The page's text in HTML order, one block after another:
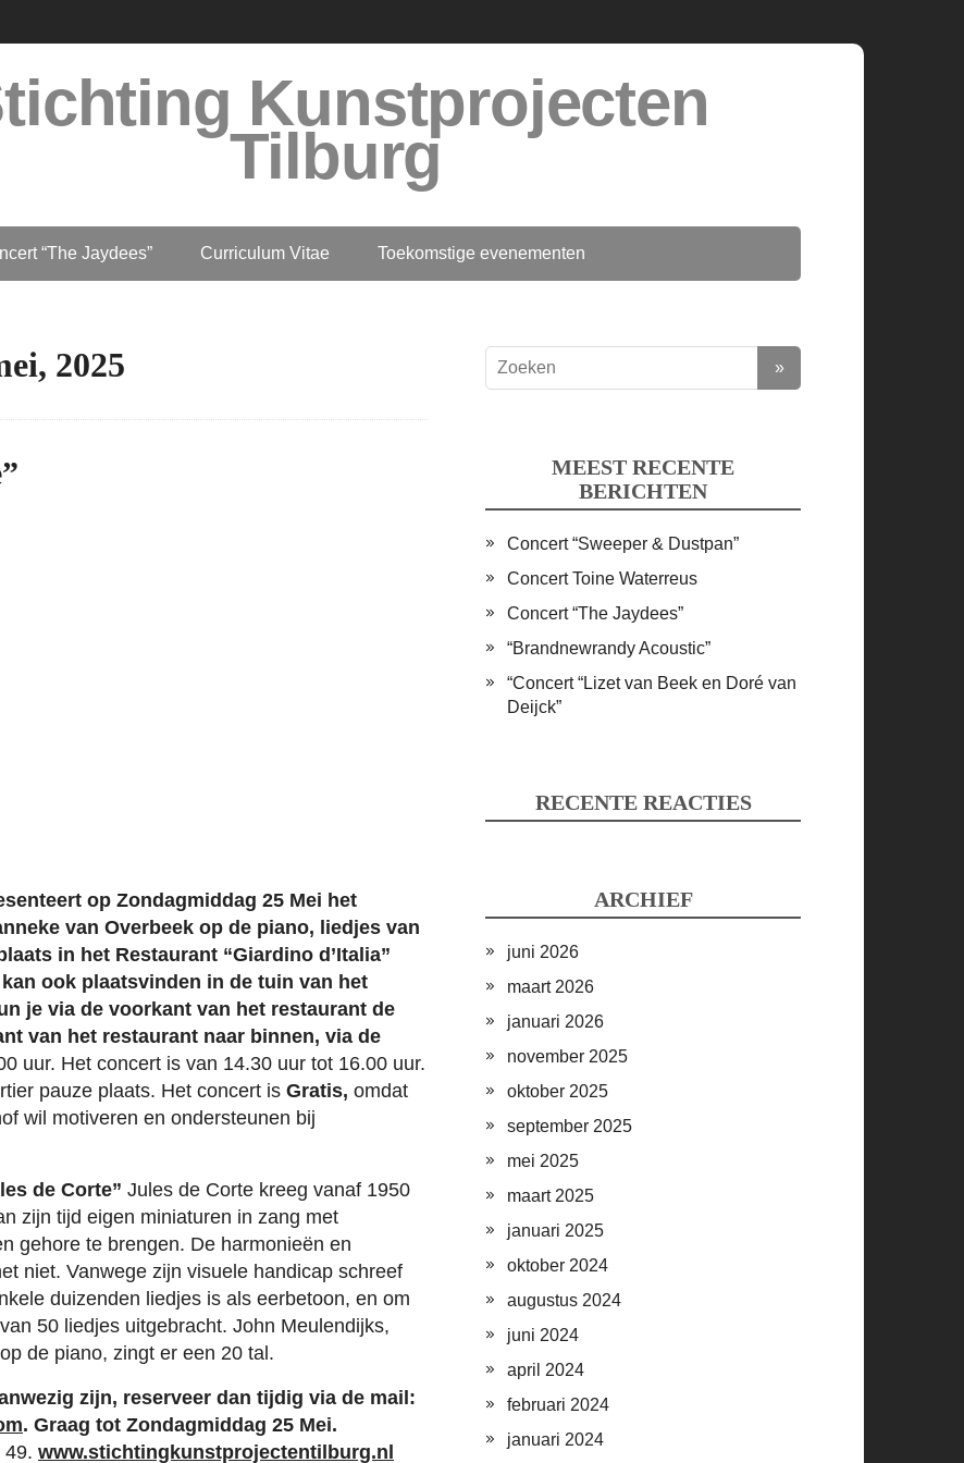
Kunstprojecten
Tilburg
“The Jaydees” Curriculum Vitae Toekomstige evenementen
2025
op Zondagmiddag 25 Mei het
van Overbeek op de piano, liedjes van
in het Restaurant “Giardino d’Italia”
ook plaatsvinden in de tuin van het
je via de voorkant van het restaurant de
van het restaurant naar binnen, via de
uur. Het concert is van 14.30 uur tot 16.00 uur.
pauze plaats. Het concert is Gratis, omdat
wil motiveren en ondersteunen bij
de Corte” Jules de Corte kreeg vanaf 1950
zijn tijd eigen miniaturen in zang met
gehore te brengen. De harmonieën en
niet. Vanwege zijn visuele handicap schreef
duizenden liedjes is als eerbetoon, en om
50 liedjes uitgebracht. John Meulendijks,
de piano, zingt er een 20 tal.
zijn, reserveer dan tijdig via de mail:
. Graag tot Zondagmiddag 25 Mei.
49. www.stichtingkunstprojectentilburg.nl
MEEST RECENTE
BERICHTEN
Concert “Sweeper & Dustpan”
Concert Toine Waterreus
Concert “The Jaydees”
“Brandnewrandy Acoustic”
“Concert “Lizet van Beek en Doré van
Deijck”
RECENTE REACTIES
ARCHIEF
juni 2026
maart 2026
januari 2026
november 2025
oktober 2025
september 2025
mei 2025
maart 2025
januari 2025
oktober 2024
augustus 2024
juni 2024
april 2024
februari 2024
januari 2024